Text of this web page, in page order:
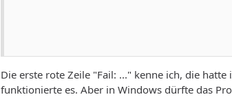
Die erste rote Zeile "Fail: ..." kenne ich, die
funktionierte es. Aber in Windows dürfte das